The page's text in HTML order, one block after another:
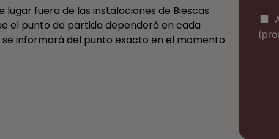
lugar fuera de las instalaciones de Biescas
el punto de partida dependerá en cada
se informará del punto exacto en el momento
C
o
m